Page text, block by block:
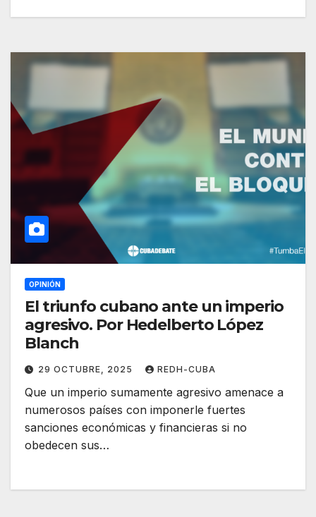
OPINIÓN
El triunfo cubano ante un imperio
agresivo. Por Hedelberto López
Blanch
29 OCTUBRE, 2025 REDH-CUBA
Que un imperio sumamente agresivo amenace a
numerosos países con imponerle fuertes
sanciones económicas y financieras si no
obedecen sus…